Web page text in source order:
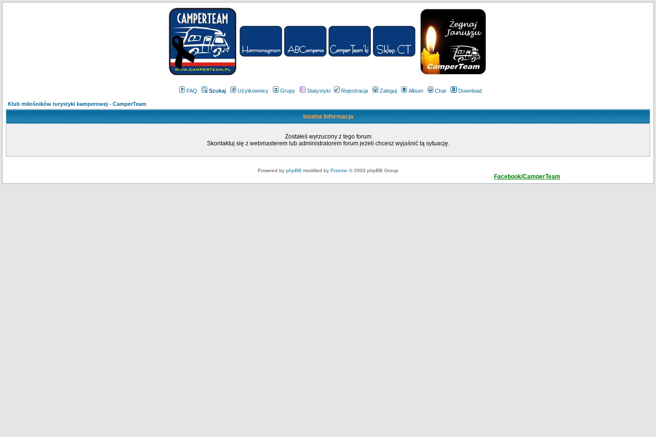
FAQ Szukaj Użytkownicy Grupy Statystyki Rejestracja Zaloguj Album Chat Download
Klub miłośników turystyki kamperowej - CamperTeam
Istotna Informacja
Zostałeś wyrzucony z tego forum
Skontaktuj się z webmasterem lub administratorem forum jeżeli chcesz wyjaśnić tą sytuację.
Powered by phpBB modified by Przemo © 2003 phpBB Group
Facebook/CamperTeam